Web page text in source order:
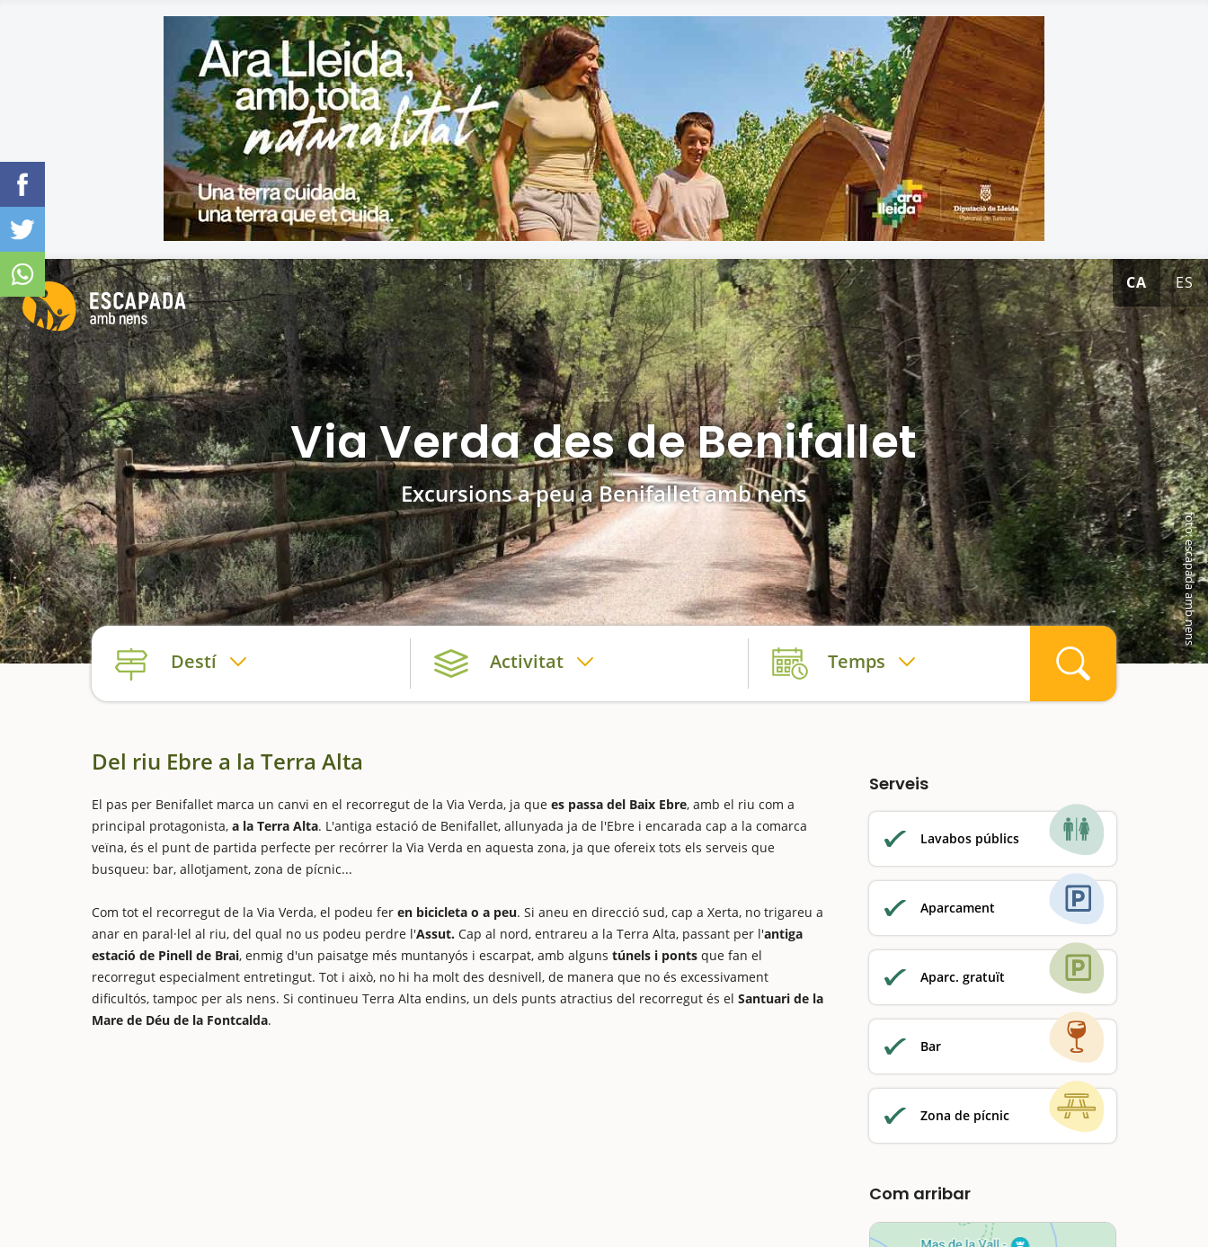
CA ES
Via Verda des de Benifallet
Excursions a peu a Benifallet amb nens
foto: escapada amb nens
Destí Activitat Temps
Del riu Ebre a la Terra Alta
El pas per Benifallet marca un canvi en el recorregut de la Via Verda, ja que es passa del Baix Ebre, amb el riu com a
principal protagonista, a la Terra Alta. L'antiga estació de Benifallet, allunyada ja de l'Ebre i encarada cap a la comarca
veïna, és el punt de partida perfecte per recórrer la Via Verda en aquesta zona, ja que ofereix tots els serveis que
busqueu: bar, allotjament, zona de pícnic...
Com tot el recorregut de la Via Verda, el podeu fer en bicicleta o a peu. Si aneu en direcció sud, cap a Xerta, no trigareu a
anar en paral·lel al riu, del qual no us podeu perdre l'Assut. Cap al nord, entrareu a la Terra Alta, passant per l'antiga
estació de Pinell de Brai, enmig d'un paisatge més muntanyós i escarpat, amb alguns túnels i ponts que fan el
recorregut especialment entretingut. Tot i això, no hi ha molt des desnivell, de manera que no és excessivament
dificultós, tampoc per als nens. Si continueu Terra Alta endins, un dels punts atractius del recorregut és el Santuari de la
Mare de Déu de la Fontcalda.
Serveis
Lavabos públics
Aparcament
Aparc. gratuït
Bar
Zona de pícnic
Com arribar